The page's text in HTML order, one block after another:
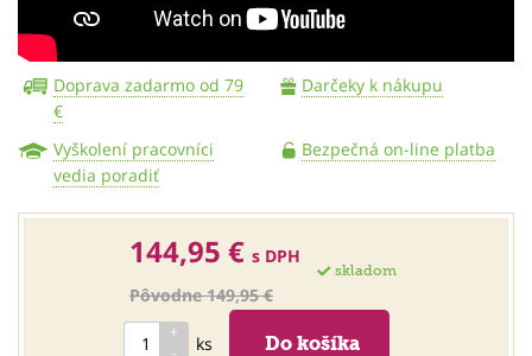
Doprava zadarmo od 79
€
Darčeky k nákupu
Vyškolení pracovníci
vedia poradiť
Bezpečná on-line platba
144,95 € s DPH
Pôvodne 149,95 €
skladom
ks